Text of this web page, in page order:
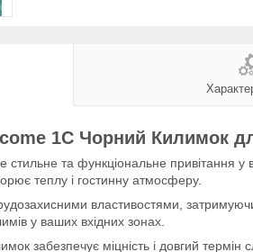
1C Чорний Килимок
стильне та функціональне привітання
теплу і гостинну атмосферу.
властивостями,
у ваших вхідних зонах.
забезпечує міцність і довгий